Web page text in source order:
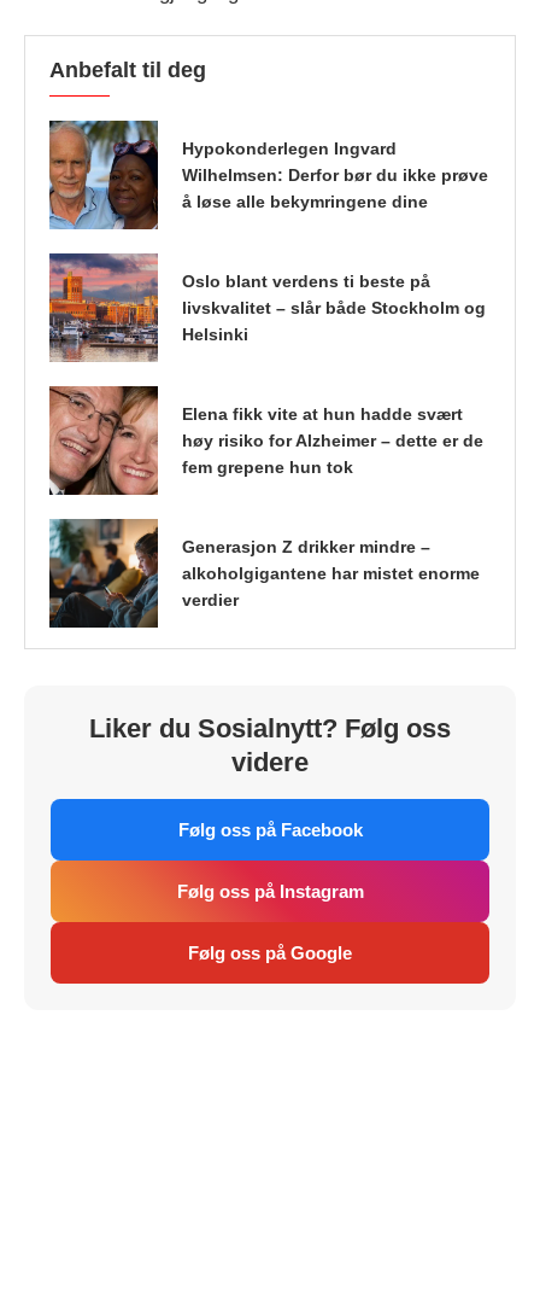
Anbefalt til deg
Hypokonderlegen Ingvard
Wilhelmsen: Derfor bør du ikke prøve
å løse alle bekymringene dine
Oslo blant verdens ti beste på
livskvalitet – slår både Stockholm og
Helsinki
Elena fikk vite at hun hadde svært
høy risiko for Alzheimer – dette er de
fem grepene hun tok
Generasjon Z drikker mindre –
alkoholgigantene har mistet enorme
verdier
Liker du Sosialnytt? Følg oss
videre
Følg oss på Facebook
Følg oss på Instagram
Følg oss på Google